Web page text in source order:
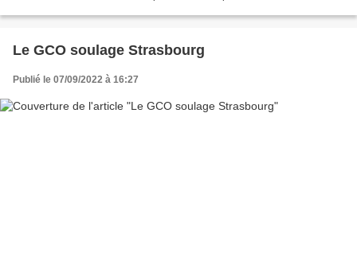
Le GCO soulage Strasbourg
Publié le 07/09/2022 à 16:27